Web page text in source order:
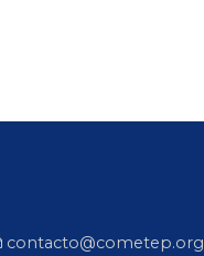
contacto@cometep.org